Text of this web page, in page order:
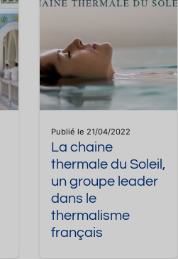
Publié le 21/04/2022
La chaine
thermale du Soleil,
un groupe leader
dans le
thermalisme
français